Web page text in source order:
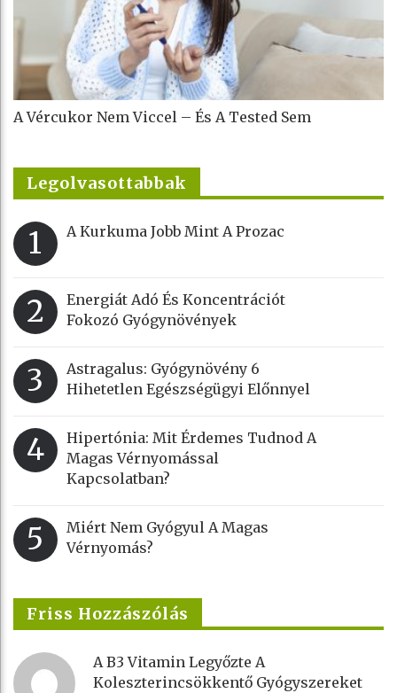
A Vércukor Nem Viccel – És A Tested Sem
Legolvasottabbak
1 A Kurkuma Jobb Mint A Prozac
2
Energiát Adó És Koncentrációt
Fokozó Gyógynövények
3
Astragalus: Gyógynövény 6
Hihetetlen Egészségügyi Előnnyel
4
Hipertónia: Mit Érdemes Tudnod A
Magas Vérnyomással
Kapcsolatban?
5
Miért Nem Gyógyul A Magas
Vérnyomás?
Friss Hozzászólás
A B3 Vitamin Legyőzte A
Koleszterincsökkentő Gyógyszereket